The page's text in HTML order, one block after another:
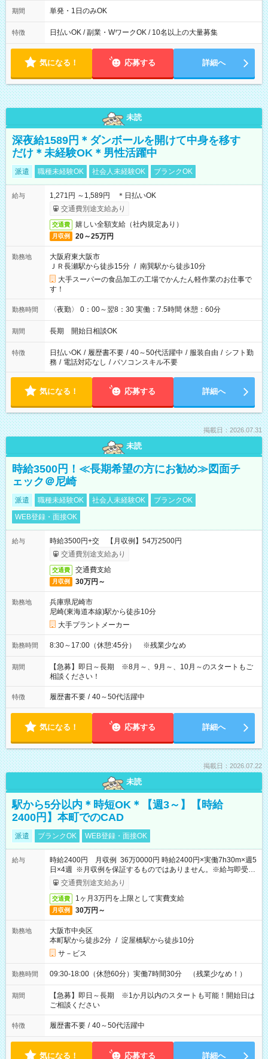
期間 単発・1日のみOK
特徴 日払いOK / 副業・WワークOK / 10名以上の大量募集
気になる！ 応募する 詳細へ
未読
深夜給1589円＊ダンボールを開けて中身を移す
だけ＊未経験OK＊男性活躍中
派遣 職種未経験OK 社会人未経験OK ブランクOK
給与
1,271円 ～1,589円 ＊日払いOK
交通費別途支給あり
交通費 嬉しい全額支給（社内規定あり）
月収例 20～25万円
勤務地
大阪府東大阪市
ＪＲ長瀬駅から徒歩15分 / 南巽駅から徒歩10分
大手スーパーの食品加工の工場でかんたん軽作業のお仕事で
す！
勤務時間 〈夜勤〉 0：00～翌8：30 実働：7.5時間 休憩：60分
期間 長期 開始日相談OK
特徴 日払いOK / 履歴書不要 / 40～50代活躍中 / 服装自由 / シフト勤
務 / 電話対応なし / パソコンスキル不要
気になる！ 応募する 詳細へ
掲載日：2026.07.31
未読
時給3500円！≪長期希望の方にお勧め≫図面チ
ェック＠尼崎
派遣 職種未経験OK 社会人未経験OK
ブランクOK
WEB登録・面接OK
給与
時給3500円+交 【月収例】54万2500円
交通費別途支給あり
交通費 交通費支給
月収例 30万円～
勤務地
兵庫県尼崎市
尼崎(東海道本線)駅から徒歩10分
大手プラントメーカー
勤務時間 8:30～17:00（休憩:45分） ※残業少なめ
期間
【急募】即日～長期 ※8月～、9月～、10月～のスタートもご
相談ください！
特徴 履歴書不要 / 40～50代活躍中
気になる！ 応募する 詳細へ
掲載日：2026.07.22
未読
駅から5分以内＊時短OK＊【週3～】【時給
2400円】本町でのCAD
派遣 ブランクOK WEB登録・面接OK
給与
時給2400円 月収例 36万0000円 時給2400円×実働7h30m×週5
日×4週 ※月収例を保証するものではありません。※給与即受取
りサービス利用可（利用条件有）
交通費別途支給あり
交通費 1ヶ月3万円を上限として実費支給
月収例 30万円～
勤務地
大阪市中央区
本町駅から徒歩2分 / 淀屋橋駅から徒歩10分
サ－ビス
勤務時間 09:30-18:00（休憩60分）実働7時間30分 （残業少なめ！）
期間
【急募】即日～長期 ※1か月以内のスタートも可能！開始日は
ご相談ください
特徴 履歴書不要 / 40～50代活躍中
気になる！ 応募する 詳細へ